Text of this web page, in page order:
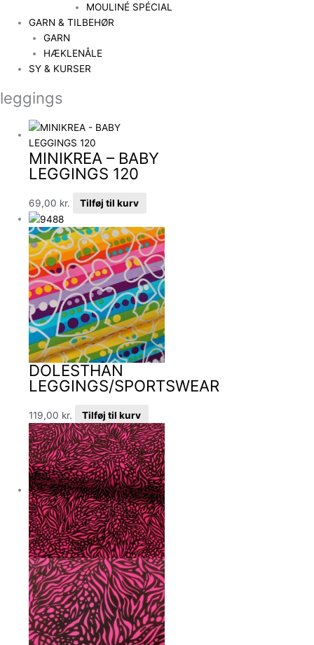
MOULINÉ SPÉCIAL
GARN & TILBEHØR
GARN
HÆKLENÅLE
SY & KURSER
leggings
MINIKREA – BABY
LEGGINGS 120
69,00 kr. Tilføj til kurv
DOLESTHAN
LEGGINGS/SPORTSWEAR
119,00 kr. Tilføj til kurv